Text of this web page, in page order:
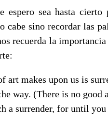
espero sea hasta cierto
cabe sino recordar las
recuerda la
art makes upon us is
way. (There is no good
a surrender, for until